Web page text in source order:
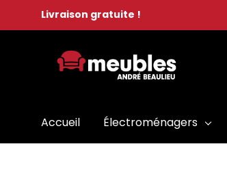
Livraison gratuite !
Accueil Électroménagers